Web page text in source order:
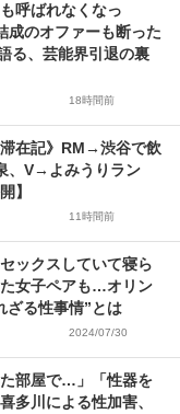
呼ばれなくなっ
のオファーも断った
る、芸能界引退の裏
18時間前
滞在記》RM→渋谷で飲
、V→よみうりラン
】
11時間前
ックスしていて寝ら
女子ペアも…オリン
ざる性事情”とは
2024/07/30
た部屋で…」「性器を
多川による性加害、